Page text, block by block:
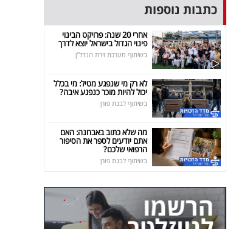
כתבות נוספות
אחרי 20 שנה: פרויקט הבינוי
פינוי הגדול בישראל יוצא לדרך
בשיתוף מערכת זירת הנדל"ן
לא רק מי שנפגע מטיל: מי בכלל
יכול להיות מוכר כנפגע איבה?
בשיתוף לבנת פורן
מה שלא כתוב באבחנה: האם
אתם יודעים לספר את הסיפור
הרפואי שלכם?
בשיתוף לבנת פורן